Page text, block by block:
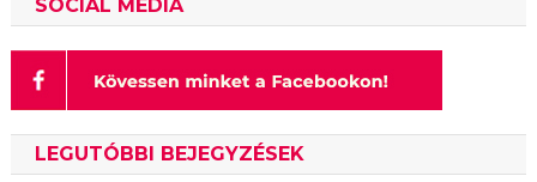
SOCIAL MEDIA
LEGUTÓBBI BEJEGYZÉSEK